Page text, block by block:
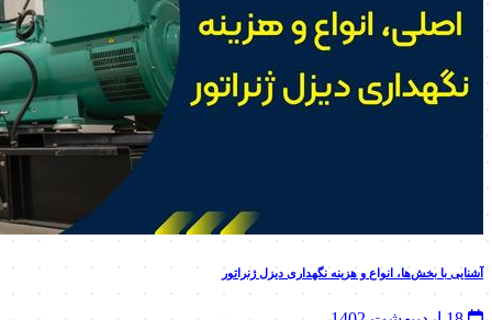
آشنایی با بخش‌ها، انواع و هزینه نگهداری دیزل ژنراتور